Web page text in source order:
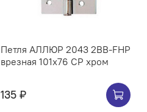
Петля АЛЛЮР 2043 2BB-FHP
врезная 101х76 CP хром
135 ₽